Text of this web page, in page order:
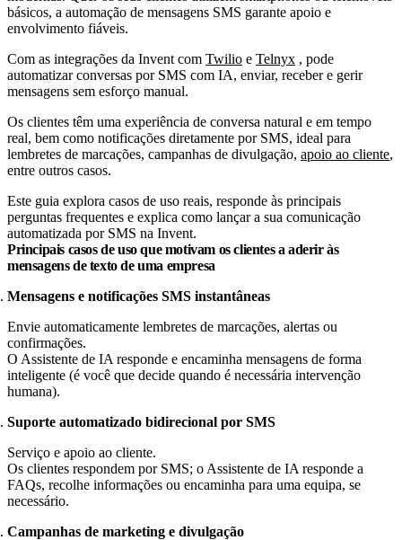
básicos, a automação de mensagens SMS garante apoio e
envolvimento fiáveis.
Com as integrações da Invent com Twilio e Telnyx , pode
automatizar conversas por SMS com IA, enviar, receber e gerir
mensagens sem esforço manual.
Os clientes têm uma experiência de conversa natural e em tempo
real, bem como notificações diretamente por SMS, ideal para
lembretes de marcações, campanhas de divulgação, apoio ao cliente,
entre outros casos.
Este guia explora casos de uso reais, responde às principais
perguntas frequentes e explica como lançar a sua comunicação
automatizada por SMS na Invent.
Principais casos de uso que motivam os clientes a aderir às
mensagens de texto de uma empresa
Mensagens e notificações SMS instantâneas
Envie automaticamente lembretes de marcações, alertas ou
confirmações.​
O Assistente de IA responde e encaminha mensagens de forma
inteligente (é você que decide quando é necessária intervenção
humana).
Suporte automatizado bidirecional por SMS
Serviço e apoio ao cliente.
Os clientes respondem por SMS; o Assistente de IA responde a
FAQs, recolhe informações ou encaminha para uma equipa, se
necessário.​​
Campanhas de marketing e divulgação